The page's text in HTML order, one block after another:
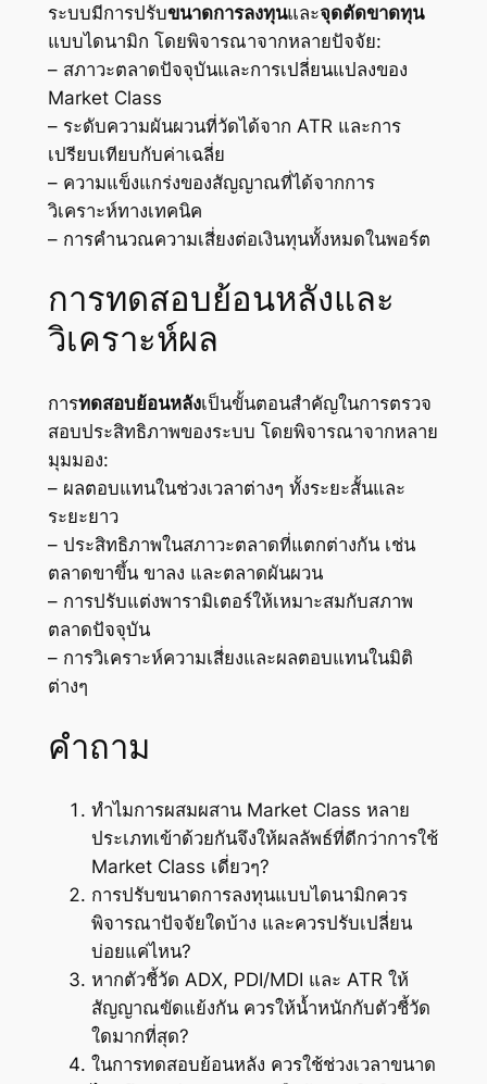
ระบบมีการปรับขนาดการลงทุนและจุดตัดขาดทุน
แบบไดนามิก โดยพิจารณาจากหลายปัจจัย:
– สภาวะตลาดปัจจุบันและการเปลี่ยนแปลงของ
Market Class
– ระดับความผันผวนที่วัดได้จาก ATR และการ
เปรียบเทียบกับค่าเฉลี่ย
– ความแข็งแกร่งของสัญญาณที่ได้จากการ
วิเคราะห์ทางเทคนิค
– การคำนวณความเสี่ยงต่อเงินทุนทั้งหมดในพอร์ต
การทดสอบย้อนหลังและ
วิเคราะห์ผล
การทดสอบย้อนหลังเป็นขั้นตอนสำคัญในการตรวจ
สอบประสิทธิภาพของระบบ โดยพิจารณาจากหลาย
มุมมอง:
– ผลตอบแทนในช่วงเวลาต่างๆ ทั้งระยะสั้นและ
ระยะยาว
– ประสิทธิภาพในสภาวะตลาดที่แตกต่างกัน เช่น
ตลาดขาขึ้น ขาลง และตลาดผันผวน
– การปรับแต่งพารามิเตอร์ให้เหมาะสมกับสภาพ
ตลาดปัจจุบัน
– การวิเคราะห์ความเสี่ยงและผลตอบแทนในมิติ
ต่างๆ
คำถาม
ทำไมการผสมผสาน Market Class หลาย
ประเภทเข้าด้วยกันจึงให้ผลลัพธ์ที่ดีกว่าการใช้
Market Class เดี่ยวๆ?
การปรับขนาดการลงทุนแบบไดนามิกควร
พิจารณาปัจจัยใดบ้าง และควรปรับเปลี่ยน
บ่อยแค่ไหน?
หากตัวชี้วัด ADX, PDI/MDI และ ATR ให้
สัญญาณขัดแย้งกัน ควรให้น้ำหนักกับตัวชี้วัด
ใดมากที่สุด?
ในการทดสอบย้อนหลัง ควรใช้ช่วงเวลาขนาด